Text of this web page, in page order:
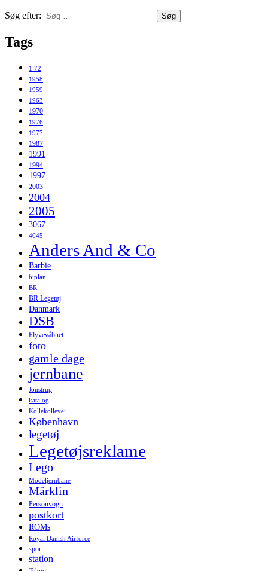
Søg efter:
Tags
1:72
1958
1959
1963
1970
1976
1977
1987
1991
1994
1997
2003
2004
2005
3067
4045
Anders And & Co
Barbie
biplan
BR
BR Legetøj
Danmark
DSB
Flyvevåbnet
foto
gamle dage
jernbane
Jonstrup
katalog
Kollekollevej
København
legetøj
Legetøjsreklame
Lego
Modeljernbane
Märklin
Personvogn
postkort
ROMs
Royal Danish Airforce
spor
station